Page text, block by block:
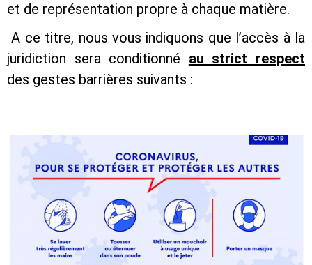
et de représentation propre à chaque matière.
A ce titre, nous vous indiquons que l’accès à la
juridiction sera conditionné au strict respect
des gestes barrières suivants :